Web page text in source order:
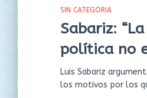
SIN CATEGORIA
Sabariz:
política no
Luis Sabariz
los motivos por los